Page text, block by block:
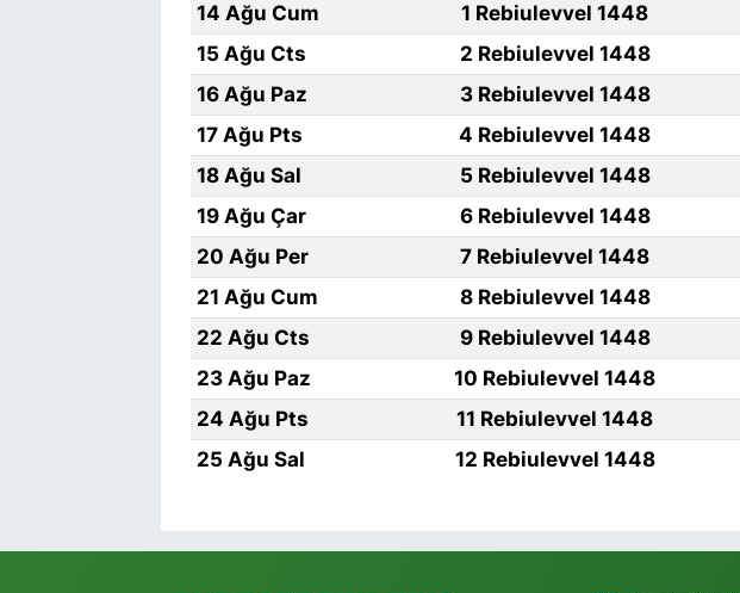
14 Ağu Cum
1 Rebiulevvel 1448
15 Ağu Cts
2 Rebiulevvel 1448
16 Ağu Paz
3 Rebiulevvel 1448
17 Ağu Pts
4 Rebiulevvel 1448
18 Ağu Sal
5 Rebiulevvel 1448
19 Ağu Çar
6 Rebiulevvel 1448
20 Ağu Per
7 Rebiulevvel 1448
21 Ağu Cum
8 Rebiulevvel 1448
22 Ağu Cts
9 Rebiulevvel 1448
23 Ağu Paz
10 Rebiulevvel 1448
24 Ağu Pts
11 Rebiulevvel 1448
25 Ağu Sal
12 Rebiulevvel 1448